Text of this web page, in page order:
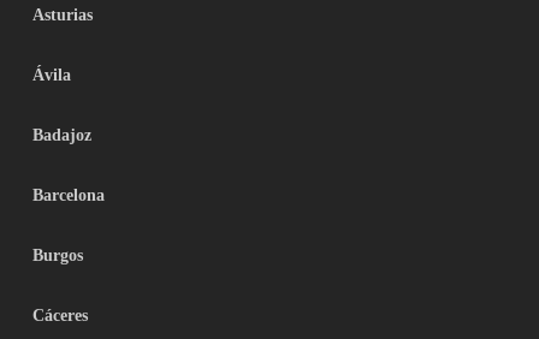
Asturias
Ávila
Badajoz
Barcelona
Burgos
Cáceres